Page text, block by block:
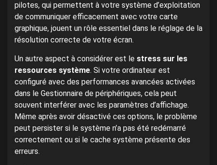
pilotes, qui permettent à votre système d’exploitation
de communiquer efficacement avec votre carte
graphique, jouent un rôle essentiel dans le réglage de la
résolution correcte de votre écran.
Un autre aspect à considérer est le stress sur les
ressources système. Si votre ordinateur est
configuré avec des performances avancées activées
dans le Gestionnaire de périphériques, cela peut
souvent interférer avec les paramètres d’affichage.
Même après avoir désactivé ces options, le problème
peut persister si le système n’a pas été redémarré
correctement ou si le cache système présente des
erreurs.